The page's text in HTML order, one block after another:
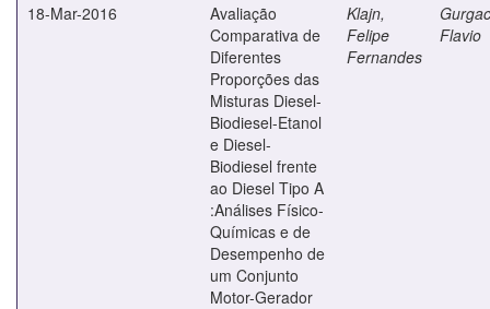
18-Mar-2016
Avaliação
Comparativa de
Diferentes
Proporções das
Misturas Diesel-
Biodiesel-Etanol
e Diesel-
Biodiesel frente
ao Diesel Tipo A
:Análises Físico-
Químicas e de
Desempenho de
um Conjunto
Motor-Gerador
Klajn,
Felipe
Fernandes
Flavio